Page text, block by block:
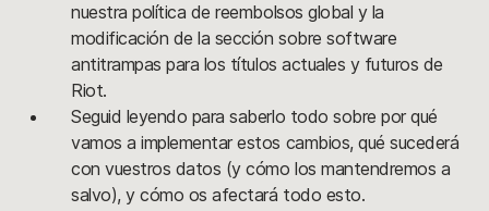
nuestra política de reembolsos global y la
modificación de la sección sobre software
antitrampas para los títulos actuales y futuros de
Riot.
Seguid leyendo para saberlo todo sobre por qué
vamos a implementar estos cambios, qué sucederá
con vuestros datos (y cómo los mantendremos a
salvo), y cómo os afectará todo esto.